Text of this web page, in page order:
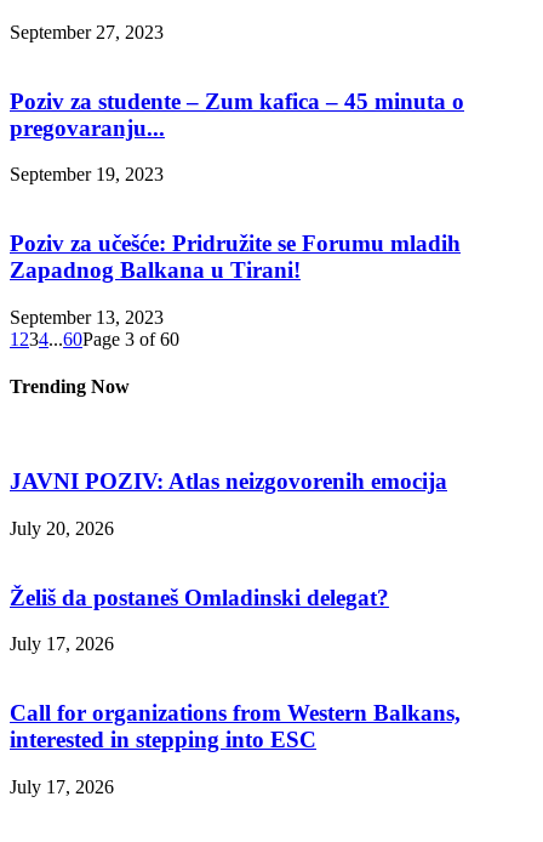
September 27, 2023
Poziv za studente – Zum kafica – 45 minuta o
pregovaranju...
September 19, 2023
Poziv za učešće: Pridružite se Forumu mladih
Zapadnog Balkana u Tirani!
September 13, 2023
1 234...60Page 3 of 60
Trending Now
JAVNI POZIV: Atlas neizgovorenih emocija
July 20, 2026
Želiš da postaneš Omladinski delegat?
July 17, 2026
Call for organizations from Western Balkans,
interested in stepping into ESC
July 17, 2026